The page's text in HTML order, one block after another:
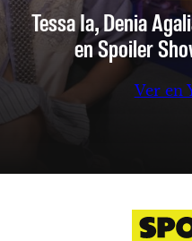
Tessa Ia, Denia
en Spoiler
Ver en